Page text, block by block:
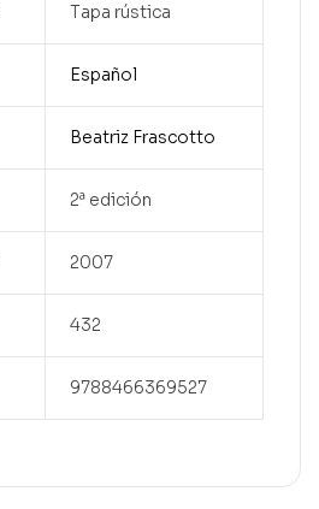
Tapa rústica
Español
Beatriz Frascotto
2ª edición
2007
432
9788466369527